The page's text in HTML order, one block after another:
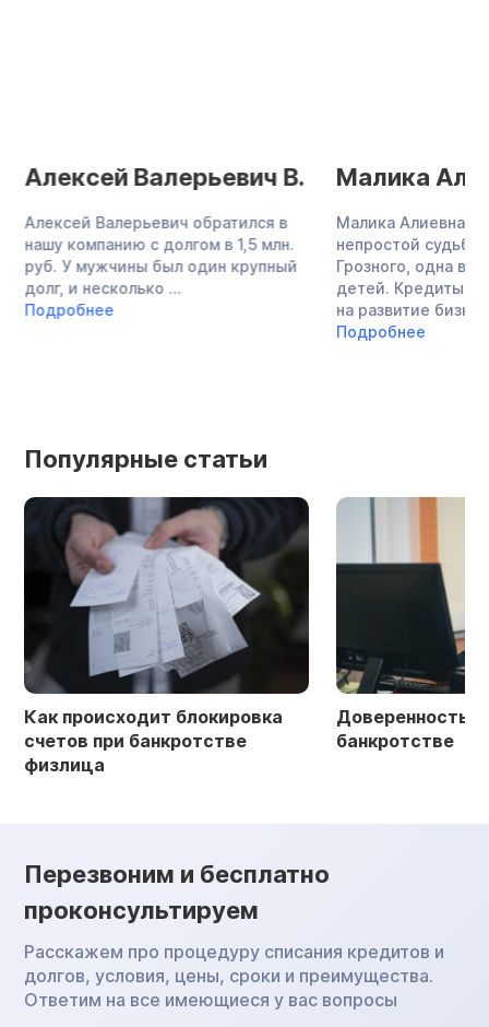
Алексей Валерьевич В.
Алексей Валерьевич обратился в
нашу компанию с долгом в 1,5 млн.
руб. У мужчины был один крупный
долг, и несколько ...
Подробнее
Малика
Малика Алиевна
непростой
Грозного, одна
детей. Кредиты в
на развитие
Подробнее
Популярные статьи
Как происходит блокировка
счетов при банкротстве
физлица
Доверенность
банкротстве
Перезвоним и бесплатно
проконсультируем
Расскажем про процедуру списания кредитов и
долгов, условия, цены, сроки и преимущества.
Ответим на все имеющиеся у вас вопросы